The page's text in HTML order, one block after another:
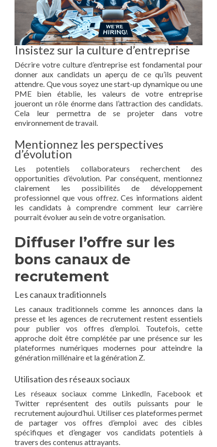
Insistez sur la culture d’entreprise
Décrire votre culture d’entreprise est fondamental pour
donner aux candidats un aperçu de ce qu’ils peuvent
attendre. Que vous soyez une start-up dynamique ou une
PME bien établie, les valeurs de votre entreprise
joueront un rôle énorme dans l’attraction des candidats.
Cela leur permettra de se projeter dans votre
environnement de travail.
Mentionnez les perspectives
d’évolution
Les potentiels collaborateurs recherchent des
opportunities d’évolution. Par conséquent, mentionnez
clairement les possibilités de développement
professionnel que vous offrez. Ces informations aident
les candidats à comprendre comment leur carrière
pourrait évoluer au sein de votre organisation.
Diffuser l’offre sur les
bons canaux de
recrutement
Les canaux traditionnels
Les canaux traditionnels comme les annonces dans la
presse et les agences de recrutement restent essentiels
pour publier vos offres d’emploi. Toutefois, cette
approche doit être complétée par une présence sur les
plateformes numériques modernes pour atteindre la
génération millénaire et la génération Z.
Utilisation des réseaux sociaux
Les réseaux sociaux comme LinkedIn, Facebook et
Twitter représentent des outils puissants pour le
recrutement aujourd’hui. Utiliser ces plateformes permet
de partager vos offres d’emploi avec des cibles
spécifiques et d’engager vos candidats potentiels à
travers des contenus attrayants.